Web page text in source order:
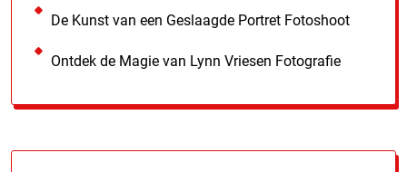
De Kunst van een Geslaagde Portret Fotoshoot
Ontdek de Magie van Lynn Vriesen Fotografie